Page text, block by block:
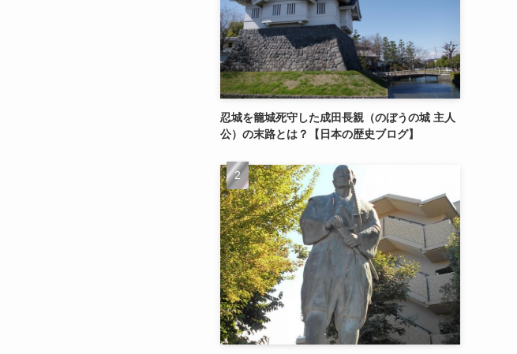
忍城を籠城死守した成田長親（のぼうの城 主人
公）の末路とは？【日本の歴史ブログ】